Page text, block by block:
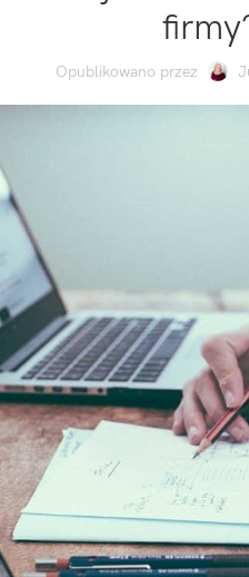
Opublikowano przez